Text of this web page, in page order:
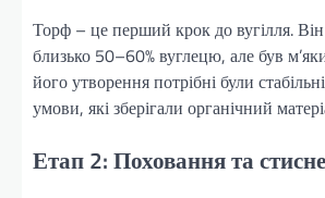
Торф – це перший крок до вугілля.
близько 50–60% вуглецю, але був
його утворення потрібні були
умови, які зберігали органічний
Етап 2: Поховання та